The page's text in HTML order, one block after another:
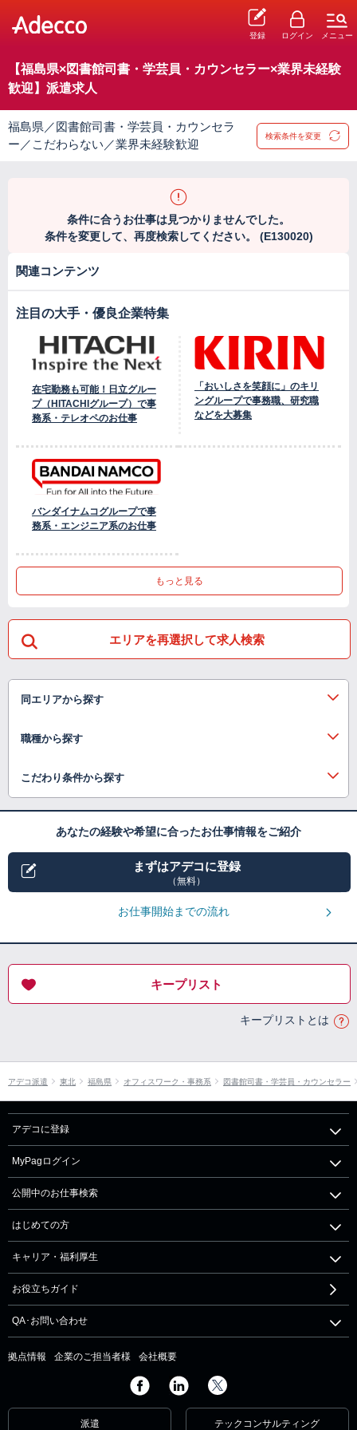
登録 ログイン メニュー
【福島県×図書館司書・学芸員・カウンセラー×業界未経験
歓迎】派遣求人
福島県／図書館司書・学芸員・カウンセラ
ー／こだわらない／業界未経験歓迎
検索条件を変更
条件に合うお仕事は見つかりませんでした。
条件を変更して、再度検索してください。 (E130020)
関連コンテンツ
注目の大手・優良企業特集
在宅勤務も可能！日立グルー
プ（HITACHIグループ）で事
務系・テレオペのお仕事
「おいしさを笑顔に」のキリ
ングループで事務職、研究職
などを大募集
バンダイナムコグループで事
務系・エンジニア系のお仕事
もっと見る
エリアを再選択して求人検索
同エリアから探す
職種から探す
こだわり条件から探す
あなたの経験や希望に合ったお仕事情報をご紹介
まずはアデコに登録
（無料）
お仕事開始までの流れ
キープリスト
キープリストとは
アデコ派遣 東北 福島県 オフィスワーク・事務系 図書館司書・学芸員・カウンセラー
アデコに登録
MyPagログイン
公開中のお仕事検索
はじめての方
キャリア・福利厚生
お役立ちガイド
QA･お問い合わせ
拠点情報 企業のご担当者様 会社概要
派遣 テックコンサルティング